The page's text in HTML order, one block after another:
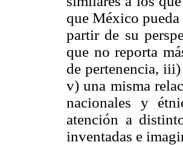
que México
partir de su
que no reporta
de pertenencia,
v) una misma
nacionales y
atención a
inventadas e